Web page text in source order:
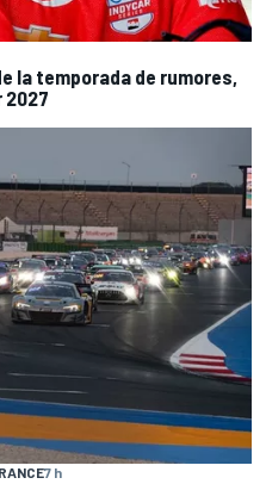
la temporada de rumores,
2027
7 h